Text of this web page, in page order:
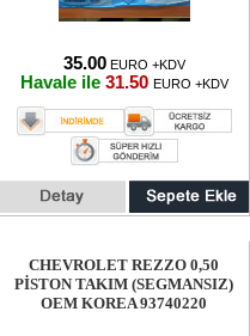
35.00 EURO +KDV
Havale ile 31.50 EURO +KDV
CHEVROLET REZZO 0,50
PİSTON TAKIM (SEGMANSIZ)
OEM KOREA 93740220